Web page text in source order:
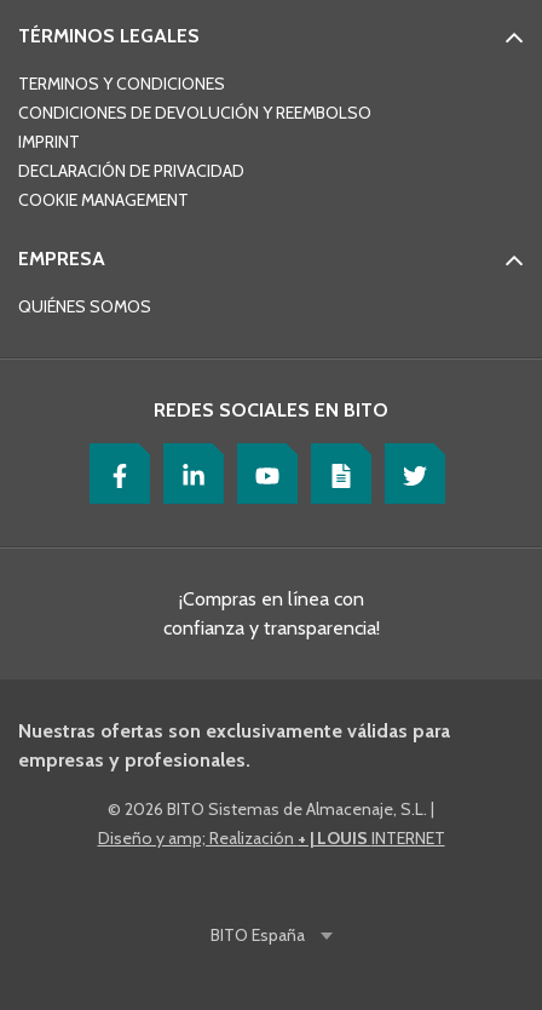
TÉRMINOS LEGALES
TERMINOS Y CONDICIONES
CONDICIONES DE DEVOLUCIÓN Y REEMBOLSO
IMPRINT
DECLARACIÓN DE PRIVACIDAD
COOKIE MANAGEMENT
EMPRESA
QUIÉNES SOMOS
REDES SOCIALES EN BITO
¡Compras en línea con
confianza y transparencia!
Nuestras ofertas son exclusivamente válidas para
empresas y profesionales.
© 2026 BITO Sistemas de Almacenaje, S.L. |
Diseño y amp; Realización + | LOUIS INTERNET
BITO España